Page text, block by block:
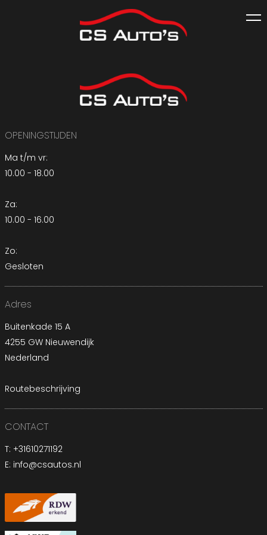
OPENINGSTIJDEN
Ma t/m vr:
10.00 - 18.00
Za:
10.00 - 16.00
Zo:
Gesloten
Adres
Buitenkade 15 A
4255 GW Nieuwendijk
Nederland
Routebeschrijving
CONTACT
T: +31610271192
E: info@csautos.nl